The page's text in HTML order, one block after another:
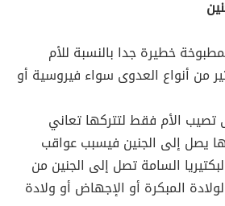
خطيرة جدا بالنسبة للأم
من أنواع العدوى سواء فيروسية أو
الأم فقط لتتركها تعاني
يصل إلى الجنين فيسبب عواقب
السامة تصل إلى الجنين من
المبكرة أو الإجهاض أو ولادة